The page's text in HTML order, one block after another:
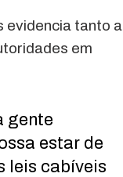
evidencia tanto a
em
gente
estar de
leis cabíveis